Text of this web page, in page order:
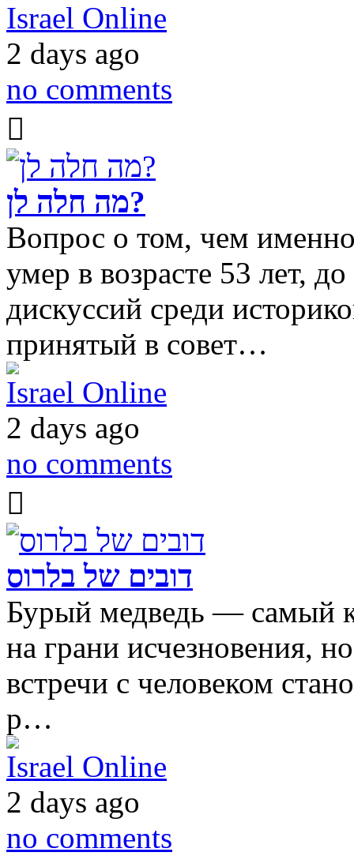
Israel Online
2 days ago
no comments
מה חלה לן?
Вопрос о том, чем
умер в возрасте 53 лет,
дискуссий среди
принятый в совет…
Israel Online
2 days ago
no comments
דובים של בלרוס
Бурый медведь — самый
на грани исчезновения,
встречи с человеком
р…
Israel Online
2 days ago
no comments